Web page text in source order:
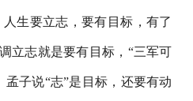
生要立志，要有目标，有了
立志就是要有目标，“三军可
子说“志”是目标，还要有动